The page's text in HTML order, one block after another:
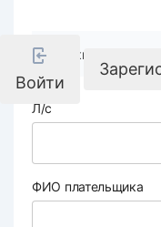
Войти
Реквизиты
Л/с
ФИО плательщика